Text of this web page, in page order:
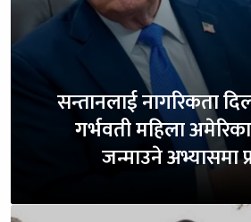
सन्तानलाई नागरिकता
गर्भवती महिला
जन्माउने अभ्यासमा